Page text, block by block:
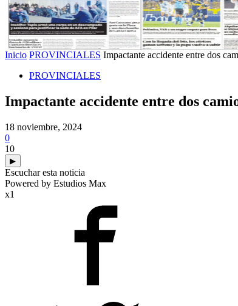
Inicio PROVINCIALES Impactante accidente entre dos
PROVINCIALES
Impactante accidente entre dos
18 noviembre, 2024
0
10
▶
Escuchar esta noticia
Powered by Estudios Max
x1